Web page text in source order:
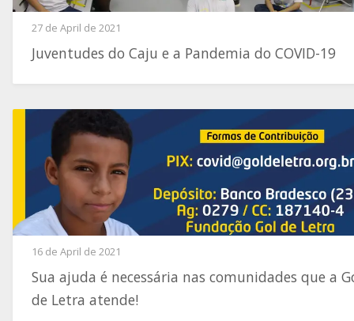
27 de April de 2021
Juventudes do Caju e a Pandemia do COVID-19
16 de April de 2021
Sua ajuda é necessária nas comunidades que a
de Letra atende!